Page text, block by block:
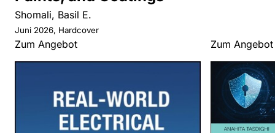
Shomali, Basil E.
Juni 2026, Hardcover
Zum Angebot Zum Angebot